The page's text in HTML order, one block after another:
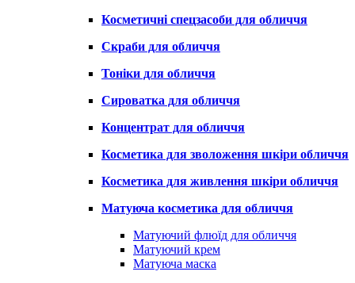
Косметичні спецзасоби для обличчя
Скраби для обличчя
Тоніки для обличчя
Сироватка для обличчя
Концентрат для обличчя
Косметика для зволоження шкіри обличчя
Косметика для живлення шкіри обличчя
Матуюча косметика для обличчя
Матуючий флюїд для обличчя
Матуючий крем
Матуюча маска